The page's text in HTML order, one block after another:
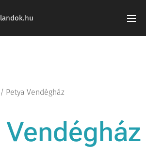
/ Petya Vendégház
Vendégház